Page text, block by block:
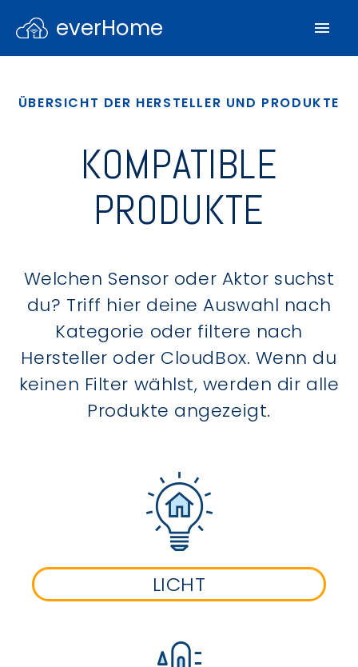
everHome
ÜBERSICHT DER HERSTELLER UND PRODUKTE
KOMPATIBLE
PRODUKTE
Welchen Sensor oder Aktor suchst
du? Triff hier deine Auswahl nach
Kategorie oder filtere nach
Hersteller oder CloudBox. Wenn du
keinen Filter wählst, werden dir alle
Produkte angezeigt.
LICHT